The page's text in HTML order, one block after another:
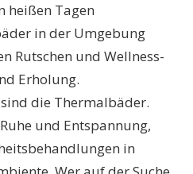
heißen Tagen
in der Umgebung
Rutschen und Wellness-
Erholung.
die Thermalbäder.
und Entspannung,
in